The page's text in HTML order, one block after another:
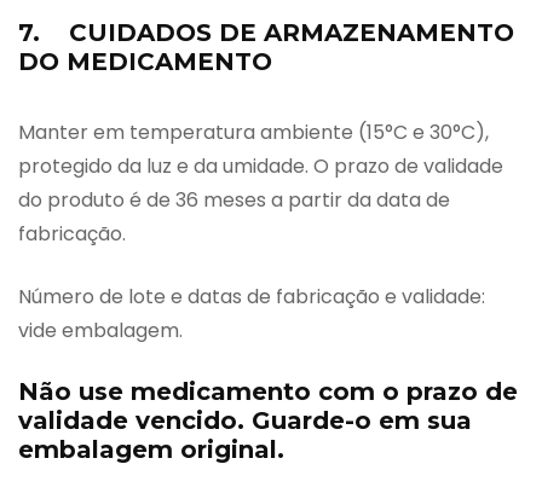
7. CUIDADOS DE ARMAZENAMENTO
DO MEDICAMENTO
Manter em temperatura ambiente (15°C e 30°C),
protegido da luz e da umidade. O prazo de validade
do produto é de 36 meses a partir da data de
fabricação.
Número de lote e datas de fabricação e validade:
vide embalagem.
Não use medicamento com o prazo de
validade vencido. Guarde-o em sua
embalagem original.